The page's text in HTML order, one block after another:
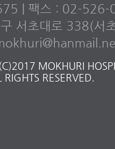
| 팩스 : 02-526-
서초대로 338(서
MOKHURI
RIGHTS RESERVED.